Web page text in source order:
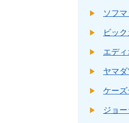
ソフ
ビッ
エディ
ヤマ
ケーズ
ジョ